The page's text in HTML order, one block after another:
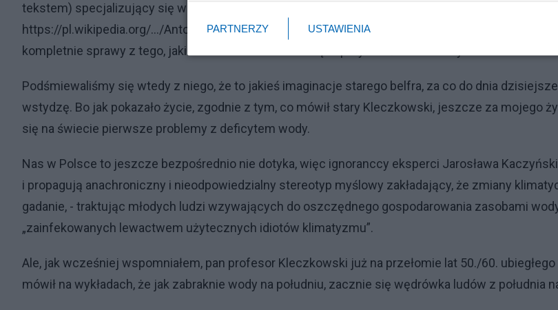
tekstem) specjalizujący się w hydrogeologii, geologii i ochronie środowiska – vide:
https://pl.wikipedia.org/.../Antoni_Stanis%C5%82aw... , mówił nam na wykładach, że ludzie nie
kompletnie sprawy z tego, jakim kataklizmem okaże się w przyszłości brak wody.
Podśmiewaliśmy się wtedy z niego, że to jakieś imaginacje starego belfra, za co do dnia
wstydzę. Bo jak pokazało życie, zgodnie z tym, co mówił stary Kleczkowski, jeszcze za mojego
się na świecie pierwsze problemy z deficytem wody.
Nas w Polsce to jeszcze bezpośrednio nie dotyka, więc ignoranccy eksperci Jarosława
i propagują anachroniczny i nieodpowiedzialny stereotyp myślowy zakładający, że zmiany
gadanie, - traktując młodych ludzi wzywających do oszczędnego gospodarowania zasobami
„zainfekowanych lewactwem użytecznych idiotów klimatyzmu”.
Ale, jak wcześniej wspomniałem, pan profesor Kleczkowski już na przełomie lat 50./60.
mówił na wykładach, że jak zabraknie wody na południu, zacznie się wędrówka ludów z południa
PARTNERZY USTAWIENIA